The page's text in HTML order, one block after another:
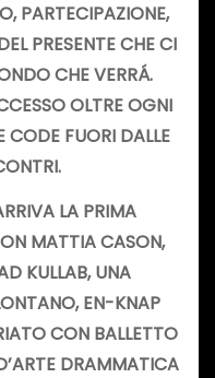
PARTECIPAZIONE,
PRESENTE CHE CI
CHE VERRÁ.
OLTRE OGNI
CODE FUORI DALLE
LA PRIMA
MATTIA CASON,
KULLAB, UNA
EN-KNAP
CON BALLETTO
DRAMMATICA